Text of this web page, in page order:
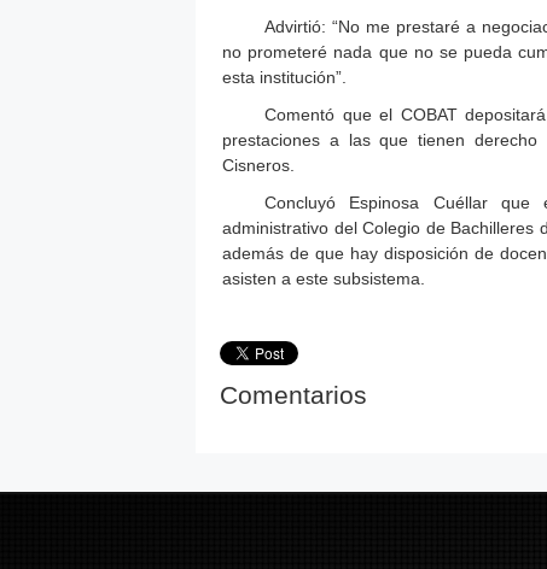
Advirtió: “No me prestaré a
no prometeré nada que no se pueda
esta institución”.
Comentó que el COBAT
prestaciones a las que tienen
Cisneros.
Concluyó Espinosa Cuéllar
administrativo del Colegio de Bachilleres
además de que hay disposición de
asisten a este subsistema.
Comentarios